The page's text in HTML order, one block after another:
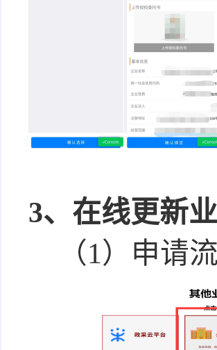
3、 在线更新
（1）申请